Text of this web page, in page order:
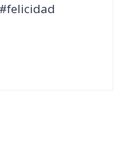
#felicidad